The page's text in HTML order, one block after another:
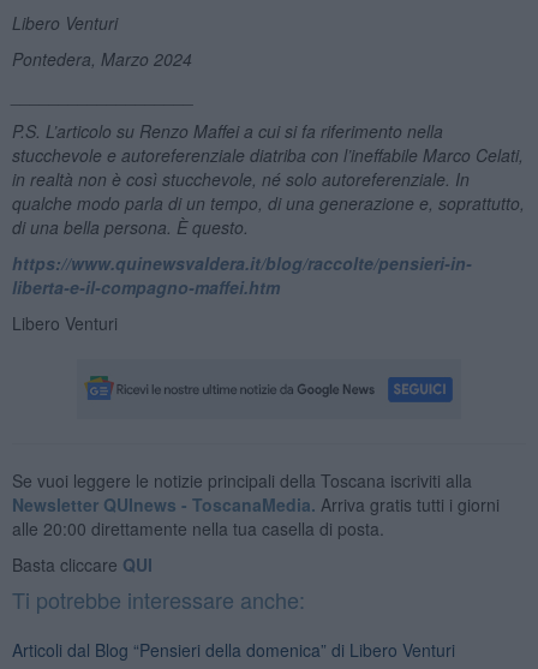
Libero Venturi
Pontedera, Marzo 2024
P.S. L’articolo su Renzo Maffei a cui si fa riferimento nella
stucchevole e autoreferenziale diatriba con l’ineffabile Marco Celati,
in realtà non è così stucchevole, né solo autoreferenziale. In
qualche modo parla di un tempo, di una generazione e, soprattutto,
di una bella persona. È questo.
https://www.quinewsvaldera.it/blog/raccolte/pensieri-in-
liberta-e-il-compagno-maffei.htm
Libero Venturi
Se vuoi leggere le notizie principali della Toscana iscriviti alla
Newsletter QUInews - ToscanaMedia. Arriva gratis tutti i giorni
alle 20:00 direttamente nella tua casella di posta.
Basta cliccare QUI
Ti potrebbe interessare anche:
Articoli dal Blog “Pensieri della domenica” di Libero Venturi